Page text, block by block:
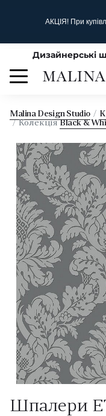
АКЦІЯ! При
Дизайнерські
Malina Design Studio
Колекція Black &
Шпалери